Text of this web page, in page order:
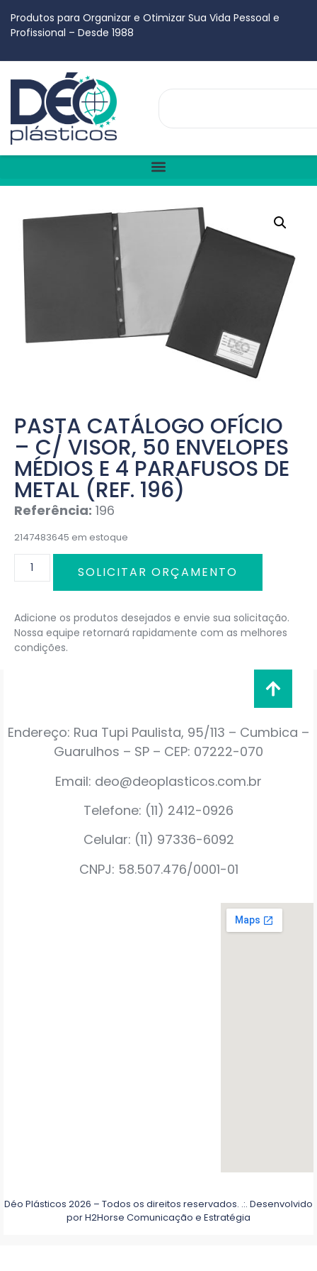
Produtos para Organizar e Otimizar Sua Vida Pessoal e
Profissional – Desde 1988
PASTA CATÁLOGO OFÍCIO
– C/ VISOR, 50 ENVELOPES
MÉDIOS E 4 PARAFUSOS DE
METAL (REF. 196)
Referência: 196
2147483645 em estoque
SOLICITAR ORÇAMENTO
Adicione os produtos desejados e envie sua solicitação.
Nossa equipe retornará rapidamente com as melhores
condições.
Endereço: Rua Tupi Paulista, 95/113 – Cumbica –
Guarulhos – SP – CEP: 07222-070
Email: deo@deoplasticos.com.br
Telefone: (11) 2412-0926
Celular: (11) 97336-6092
CNPJ: 58.507.476/0001-01
Déo Plásticos 2026 – Todos os direitos reservados. .:. Desenvolvido
porH2Horse Comunicação e Estratégia